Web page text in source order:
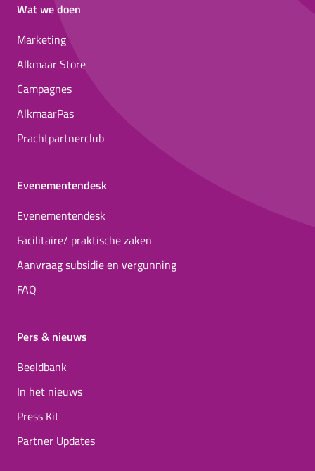
Wat we doen
Marketing
Alkmaar Store
Campagnes
AlkmaarPas
Prachtpartnerclub
Evenementendesk
Evenementendesk
Facilitaire/ praktische zaken
Aanvraag subsidie en vergunning
FAQ
Pers & nieuws
Beeldbank
In het nieuws
Press Kit
Partner Updates